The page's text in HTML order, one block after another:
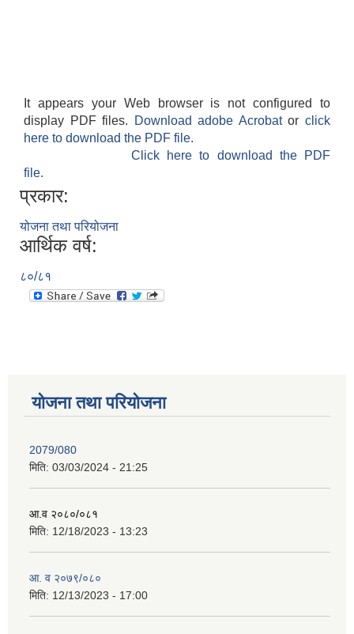
It appears your Web browser is not configured to
display PDF files.
Download adobe Acrobatorclick
here to download the PDF file.
Click here to download the PDF
file.
प्रकार:
योजना तथा परियोजना
आर्थिक वर्ष:
८०/८१
योजना तथा परियोजना
2079/080
मिति: 03/03/2024 - 21:25
आ.व २०८०/०८१
मिति: 12/18/2023 - 13:23
आ. व २०७९/०८०
मिति: 12/13/2023 - 17:00